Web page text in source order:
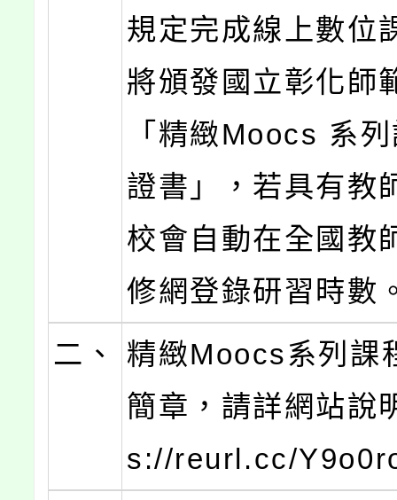
規定完成線上數位
將頒發國立彰化師
「精緻Moocs 系
證書」，若具有教
校會自動在全國教
修網登錄研習時數
二、
精緻Moocs系列課
簡章，請詳網站說
s://reurl.cc/